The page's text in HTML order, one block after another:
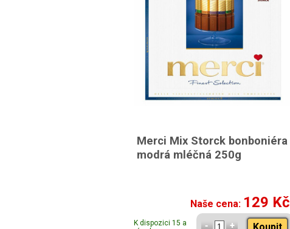
Merci Mix Storck bonboniéra
modrá mléčná 250g
Naše cena: 129 Kč
K dispozici 15 a